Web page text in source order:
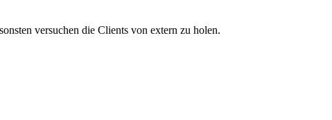
versuchen die Clients von extern zu holen.